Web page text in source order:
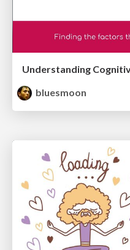
bluesmoon